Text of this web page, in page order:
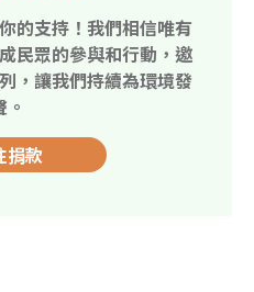
的支持！我們相信唯有
民眾的參與和行動，邀
，讓我們持續為環境發
。
捐款